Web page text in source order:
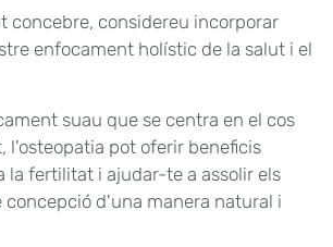
concebre, considereu incorporar
enfocament holístic de la salut i el
suau que se centra en el cos
l'osteopatia pot oferir beneficis
la fertilitat i ajudar-te a assolir els
d'una manera natural i